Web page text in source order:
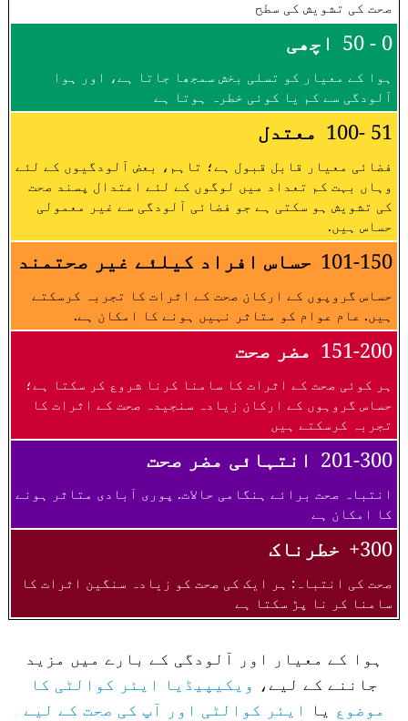
صحت کی تشویش کی سطح
0 - 50 اچھی
ہوا کے معیار کو تسلی بخش سمجھا جاتا ہے، اور ہوا
آلودگی سے کم یا کوئی خطرہ ہوتا ہے
51 -100 معتدل
فضائی معیار قابل قبول ہے؛ تاہم، بعض آلودگیوں کے لئے
وہاں بہت کم تعداد میں لوگوں کے لئے اعتدال پسند صحت
کی تشویش ہو سکتی ہے جو فضائی آلودگی سے غیر معمولی
حساس ہیں.
101-150 حساس افراد کیلئے غیر صحتمند
حساس گروپوں کے ارکان صحت کے اثرات کا تجربہ کرسکتے
ہیں. عام عوام کو متاثر نہیں ہونے کا امکان ہے.
151-200 مضر صحت
ہر کوئی صحت کے اثرات کا سامنا کرنا شروع کر سکتا ہے؛
حساس گروہوں کے ارکان زیادہ سنجیدہ صحت کے اثرات کا
تجربہ کرسکتے ہیں
201-300 انتہائی مضر صحت
انتباہ صحت برائے ہنگامی حالات. پوری آبادی متاثر ہونے
کا امکان ہے
300+ خطرناک
صحت کی انتباہ: ہر ایک کی صحت کو زیادہ سنگین اثرات کا
سامنا کر نا پڑ سکتا ہے
ہوا کے معیار اور آلودگی کے بارے میں مزید
جاننے کے لیے، ویکیپیڈیا ایئر کوالٹی کا
موضوع یا
ایئر کوالٹی اور آپ کی صحت کے لیے